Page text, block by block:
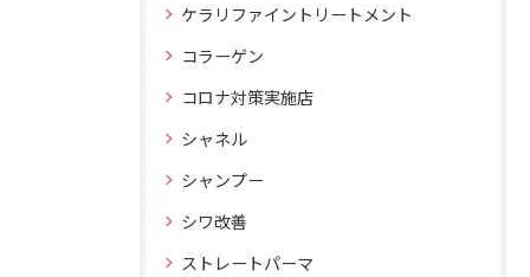
ケラリファイントリートメント
コラーゲン
コロナ対策実施店
シャネル
シャンプー
シワ改善
ストレートパーマ